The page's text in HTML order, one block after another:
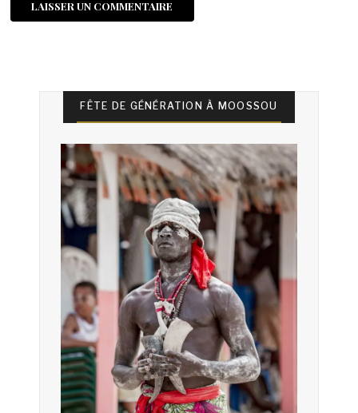
FÊTE DE GÉNÉRATION À MOOSSOU